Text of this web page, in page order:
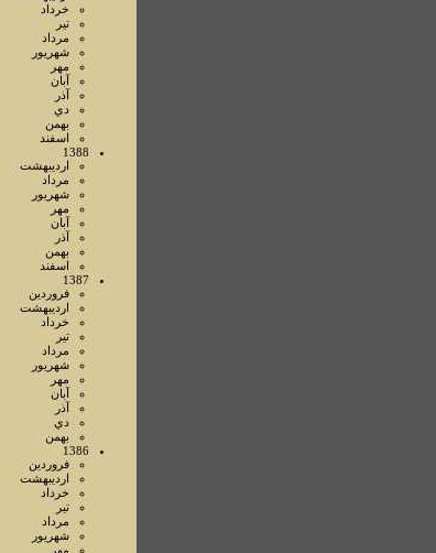
خرداد
تير
مرداد
شهريور
مهر
آبان
آذر
دي
بهمن
اسفند
1388
ارديبهشت
مرداد
شهريور
مهر
آبان
آذر
بهمن
اسفند
1387
فروردين
ارديبهشت
خرداد
تير
مرداد
شهريور
مهر
آبان
آذر
دي
بهمن
1386
فروردين
ارديبهشت
خرداد
تير
مرداد
شهريور
مهر